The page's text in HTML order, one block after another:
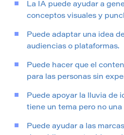
La IA puede ayudar a
conceptos visuales y
Puede adaptar una idea
audiencias o plataformas.
Puede hacer que el
para las personas sin
Puede apoyar la lluvia de
tiene un tema pero no
Puede ayudar a las